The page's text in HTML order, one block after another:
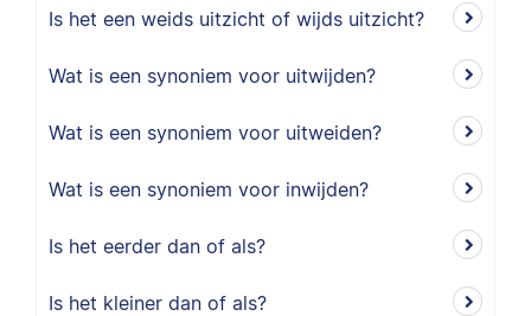
Is het een weids uitzicht of wijds uitzicht?
Wat is een synoniem voor uitwijden?
Wat is een synoniem voor uitweiden?
Wat is een synoniem voor inwijden?
Is het eerder dan of als?
Is het kleiner dan of als?